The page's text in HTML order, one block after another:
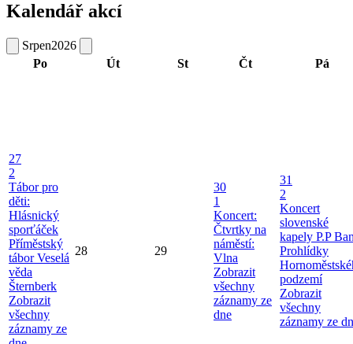
Kalendář akcí
Srpen2026
Po
Út St Čt Pá
27
2
Tábor pro
děti:
Hlásnický
sporťáček
Příměstský
tábor Veselá
věda
Šternberk
Zobrazit
všechny
záznamy ze
28 29
30
1
Koncert:
Čtvrtky na
náměstí:
Vlna
Zobrazit
všechny
záznamy ze
dne
31
2
Koncert
slovenské
kapely P.P
Prohlídky
podzemí
Zobrazit
všechny
záznamy ze